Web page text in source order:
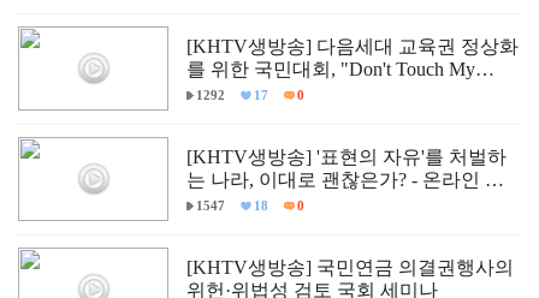
[KHTV생방송] 다음세대 교육권 정상화
를 위한 국민대회, "Don't Touch My
Child."
1292 17 0
[KHTV생방송] '표현의 자유'를 처벌하
는 나라, 이대로 괜찮은가? - 온라인 입
틀막법 폐지 촉구 국회토론회
1547 18 0
[KHTV생방송] 국민연금 의결권행사의
위헌·위법성 검토 국회 세미나